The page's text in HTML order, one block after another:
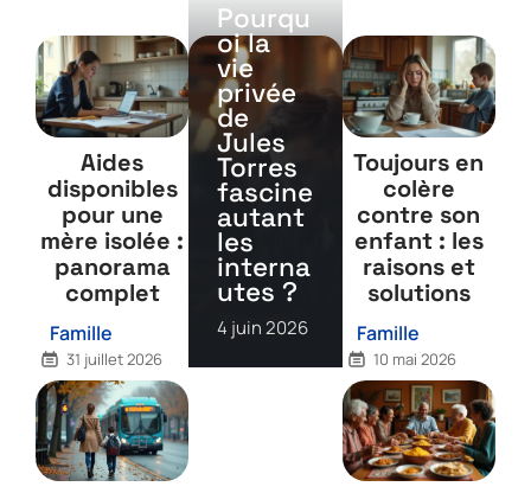
Aides
disponibles
pour une
mère isolée :
panorama
complet
Famille
31 juillet 2026
Pourqu
oi la
vie
privée
de
Jules
Torres
fascine
autant
les
interna
utes ?
4 juin 2026
Toujours en
colère
contre son
enfant : les
raisons et
solutions
Famille
10 mai 2026